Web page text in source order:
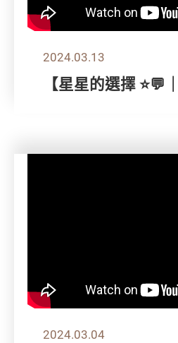
2024.03.13
【星星的選擇 ⭐💬
2024.03.04